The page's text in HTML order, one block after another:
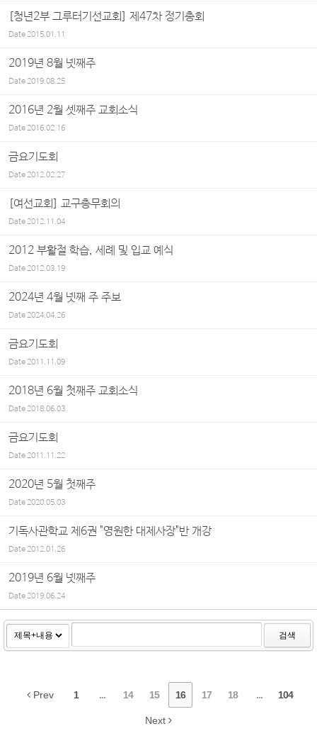
[청년2부 그루터기선교회] 제47차 정기총회
Date2015.01.11
2019년 8월 넷째주
Date2019.08.25
2016년 2월 셋째주 교회소식
Date2016.02.16
금요기도회
Date2012.02.27
[여선교회] 교구총무회의
Date2012.11.04
2012 부활절 학습, 세례 및 입교 예식
Date2012.03.19
2024년 4월 넷째 주 주보
Date2024.04.26
금요기도회
Date2011.11.09
2018년 6월 첫째주 교회소식
Date2018.06.03
금요기도회
Date2011.11.22
2020년 5월 첫째주
Date2020.05.03
기독사관학교 제6권 "영원한 대제사장"반 개강
Date2012.01.26
2019년 6월 넷째주
Date2019.06.24
검색
Prev 1 ... 14 15 16 17 18 ... 104
Next